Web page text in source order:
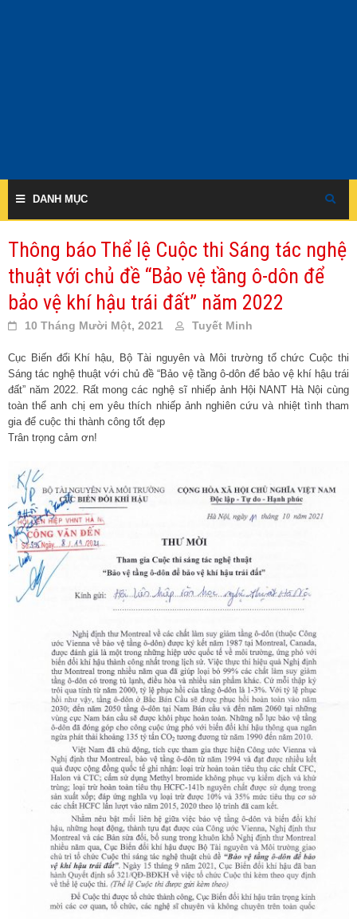
DANH MỤC
Thông báo Thể lệ Cuộc thi Sáng tác nghệ
thuật với chủ đề “Bảo vệ tầng ô-dôn để
bảo vệ khí hậu trái đất” năm 2022
10 Tháng Mười Một, 2021 Tuyết Minh
Cục Biến đổi Khí hậu, Bộ Tài nguyên và Môi trường tổ chức Cuộc thi
Sáng tác nghệ thuật với chủ đề “Bảo vệ tầng ô-dôn để bảo vệ khí hậu trái
đất” năm 2022. Rất mong các nghệ sĩ nhiếp ảnh Hội NANT Hà Nội cùng
toàn thể anh chị em yêu thích nhiếp ảnh nghiên cứu và nhiệt tình tham
gia để cuộc thi thành công tốt đẹp
Trân trọng cảm ơn!